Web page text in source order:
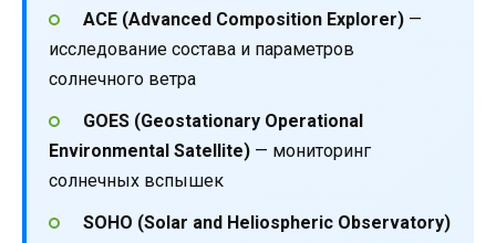
ACE (Advanced Composition Explorer)—
исследование состава и параметров
солнечного ветра
GOES (Geostationary Operational
Environmental Satellite) — мониторинг
солнечных вспышек
SOHO (Solar and Heliospheric Observatory)